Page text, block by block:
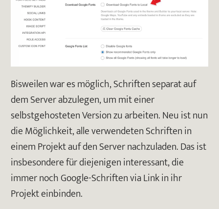
Bisweilen war es möglich, Schriften separat auf
dem Server abzulegen, um mit einer
selbstgehosteten Version zu arbeiten. Neu ist nun
die Möglichkeit, alle verwendeten Schriften in
einem Projekt auf den Server nachzuladen. Das ist
insbesondere für diejenigen interessant, die
immer noch Google-Schriften via Link in ihr
Projekt einbinden.